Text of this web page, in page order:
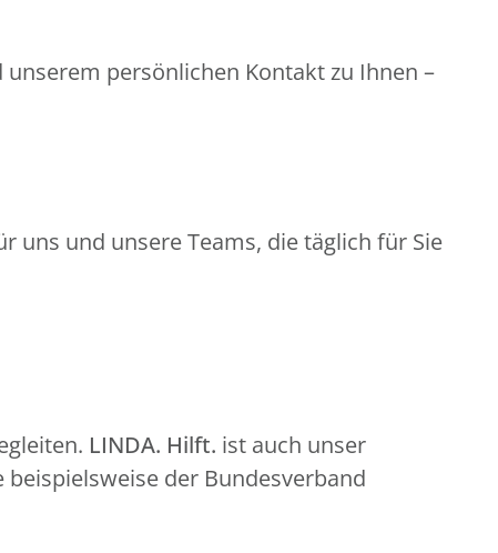
persönlichen Kontakt zu Ihnen –
uns und unsere Teams, die täglich für Sie
LINDA. Hilft. ist auch unser
der Bundesverband